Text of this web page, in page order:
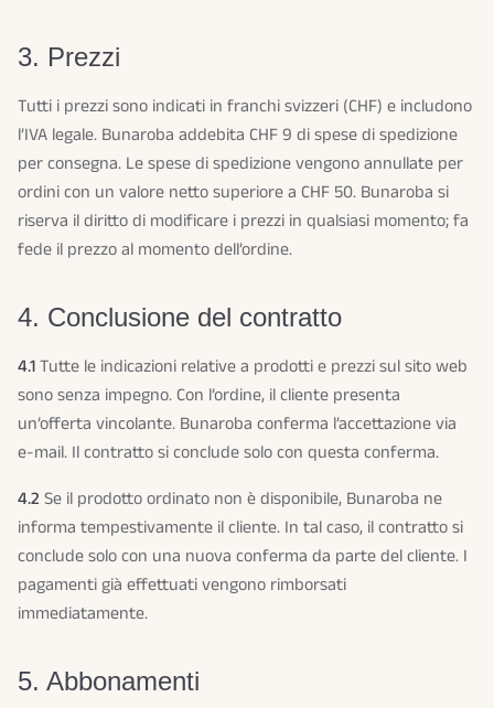
3. Prezzi
Tutti i prezzi sono indicati in franchi svizzeri (CHF) e includono
l’IVA legale. Bunaroba addebita CHF 9 di spese di spedizione
per consegna. Le spese di spedizione vengono annullate per
ordini con un valore netto superiore a CHF 50. Bunaroba si
riserva il diritto di modificare i prezzi in qualsiasi momento; fa
fede il prezzo al momento dell’ordine.
4. Conclusione del contratto
4.1Tutte le indicazioni relative a prodotti e prezzi sul sito web
sono senza impegno. Con l’ordine, il cliente presenta
un’offerta vincolante. Bunaroba conferma l’accettazione via
e-mail. Il contratto si conclude solo con questa conferma.
4.2 Se il prodotto ordinato non è disponibile, Bunaroba ne
informa tempestivamente il cliente. In tal caso, il contratto si
conclude solo con una nuova conferma da parte del cliente. I
pagamenti già effettuati vengono rimborsati
immediatamente.
5. Abbonamenti